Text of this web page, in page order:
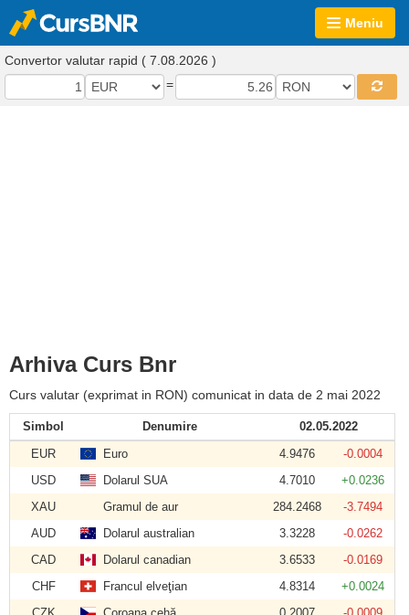
Meniu
Convertor valutar rapid ( 7.08.2026 )
=
Arhiva Curs Bnr
Curs valutar (exprimat in RON) comunicat in data de 2 mai 2022
Simbol Denumire
02.05.2022
EUR
Euro 4.9476
-0.0004
USD
Dolarul SUA 4.7010
+0.0236
XAU
Gramul de aur 284.2468
-3.7494
AUD
Dolarul australian 3.3228
-0.0262
CAD
Dolarul canadian 3.6533
-0.0169
CHF
Francul elveţian 4.8314
+0.0024